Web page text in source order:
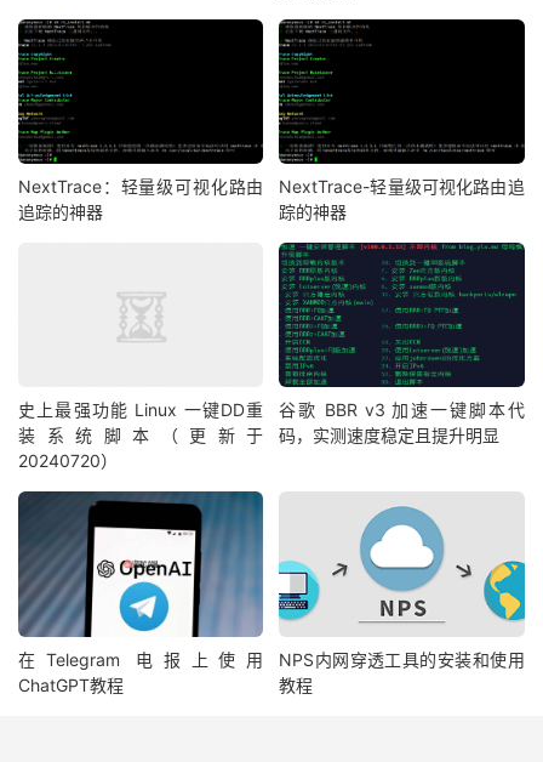
NextTrace：轻量级可视化路由
追踪的神器
NextTrace-轻量级可视化路由追
踪的神器
史上最强功能 Linux 一键DD重
装系统脚本（更新于
20240720）
谷歌 BBR v3 加速一键脚本代
码，实测速度稳定且提升明显
在Telegram 电报上使用
ChatGPT教程
NPS内网穿透工具的安装和使用
教程